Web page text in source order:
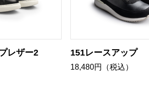
レザー2 151レースアップ
18,480円（税込）